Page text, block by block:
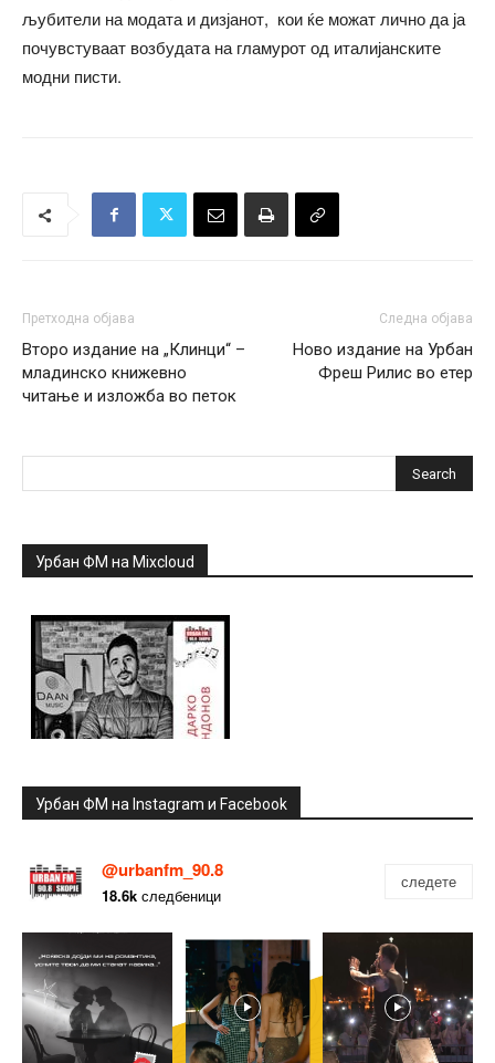
љубители на модата и дизјанот, кои ќе можат лично да ја
почувстуваат возбудата на гламурот од италијанските
модни писти.
Претходна објава
Второ издание на „Клинци“ –
младинско книжевно
читање и изложба во петок
Следна објава
Ново издание на Урбан
Фреш Рилис во етер
Урбан ФМ на Mixcloud
Урбан ФМ на Instagram и Facebook
@urbanfm_90.8
18.6k следбеници
следете